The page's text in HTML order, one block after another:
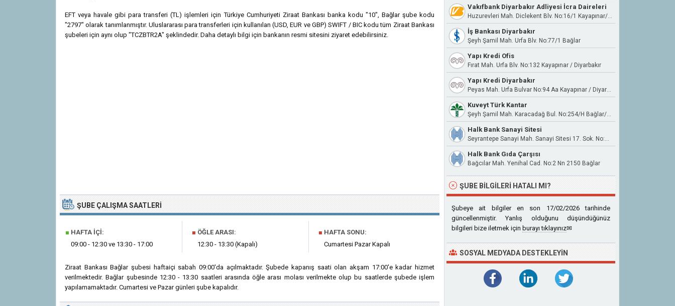
EFT veya havale gibi para transferi (TL) işlemleri için Türkiye Cumhuriyeti Ziraat Bankası banka kodu "10", Bağlar şube kodu
"2797" olarak tanımlanmıştır. Uluslararası para transferleri için kullanılan (USD, EUR ve GBP) SWIFT / BIC kodu tüm Ziraat Bankası
şubeleri için aynı olup "TCZBTR2A" şeklindedir. Daha detaylı bilgi için bankanın resmi sitesini ziyaret edebilirsiniz.
ŞUBE ÇALIŞMA SAATLERI
■ HAFTA İÇI:
09:00 - 12:30 ve 13:30 - 17:00
■ ÖĞLE ARASI:
12:30 - 13:30 (Kapalı)
■ HAFTA SONU:
Cumartesi Pazar Kapalı
Ziraat Bankası Bağlar şubesi haftaiçi sabah 09:00'da açılmaktadır. Şubede kapanış saati olan akşam 17:00'e kadar hizmet
verilmektedir. Bağlar şubesinde 12:30 - 13:30 saatleri arasında öğle arası molası verilmekte olup bu saatlerde şubede işlem
yapılamamaktadır. Cumartesi ve Pazar günleri şube kapalıdır.
Vakıfbank Diyarbakır Adliyesi İcra Daireleri
Huzurevleri Mah. Diclekent Blv. No:16/1 Kayapınar/Diyarbakır
İş Bankası Diyarbakır
Şeyh Şamil Mah. Urfa Blv. No:77/1 Bağlar
Yapı Kredi Ofis
Fırat Mah. Urfa Blv. No:132 Kayapınar / Diyarbakır
Yapı Kredi Diyarbakır
Peyas Mah. Urfa Bulvar No:94 Aa Kayapınar / Diyarbakır
Kuveyt Türk Kantar
Şeyh Şamil Mah. Karacadağ Bul. No:254/H Bağlar/Diyarbakır
Halk Bank Sanayi Sitesi
Seyrantepe Sanayi Mah. Sanayi Sitesi 17. Sok. No:2A 21100 Yenişehir
Halk Bank Gıda Çarşısı
Bağcılar Mah. Yenihal Cad. No:2 Nn 2150 Bağlar
ŞUBE BILGILERI HATALI MI?
Şubeye ait bilgiler en son 17/02/2026 tarihinde
güncellenmiştir. Yanlış olduğunu düşündüğünüz
bilgileri bize iletmek için burayı tıklayınız✉
SOSYAL MEDYADA DESTEKLEYIN